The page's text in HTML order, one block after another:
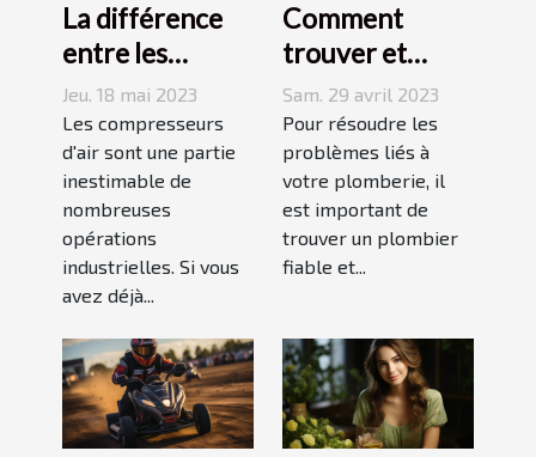
La différence
entre les
compresseurs à
piston et à vis
Jeu. 18 mai 2023
Les compresseurs
d'air sont une partie
inestimable de
nombreuses
opérations
industrielles. Si vous
avez déjà...
Comment
trouver et
choisir un bon
plombier à Evry
?
Sam. 29 avril 2023
Pour résoudre les
problèmes liés à
votre plomberie, il
est important de
trouver un plombier
fiable et...